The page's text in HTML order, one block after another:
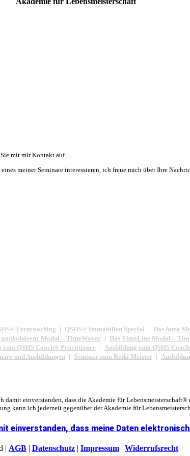
mit mir Kontakt auf.
meiner Seminare interessieren, ich freue mich über Ihre
Ferncoaching QSHS® Immobilien Special
Das Aura
Modul – TimeWaver
Das TimeLine Modul –
zum QSHS Coach® Practitioner
Ausbildung zum QSHS
und Ausbildungen Seminar zum Reiki Meister
einverstanden, dass die Akademie für
kann ich jederzeit gegenüber der Akademie für
einverstanden, dass meine Daten
| AGB | Datenschutz | Impressum | Widerrufsrecht